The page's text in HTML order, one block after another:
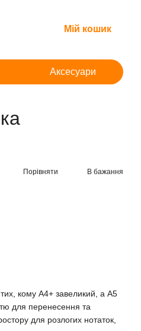
Мій кошик
Аксесуари
Порівняти В бажання
кому A4+ завеликий, а A5
для перенесення та
для розлогих нотаток,